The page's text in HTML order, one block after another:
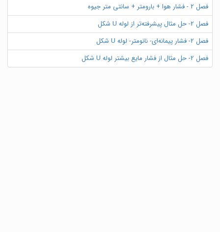
فصل 2 - فشار هوا + بارومتر + سانتی متر جیوه
فصل 2- حل مثال پیشرفته‌تر از لوله U شکل
فصل 2- فشار پیمانه‌ای- نانومتر- لوله U شکل
فصل 2- حل مثال از فشار مایع بیشتر لوله U شکل